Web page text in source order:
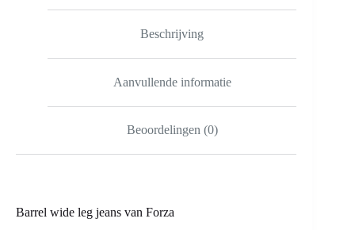
Beschrijving
Aanvullende informatie
Beoordelingen (0)
Barrel wide leg jeans van Forza